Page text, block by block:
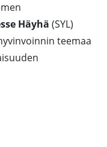
Häyhä (SYL)
teemaa